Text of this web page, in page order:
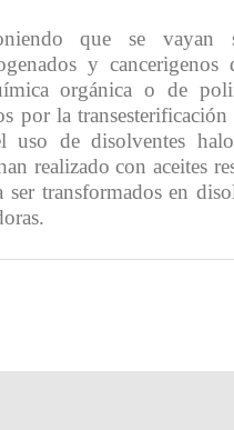
que se vayan
y
orgánica o de
por la transesterificación
uso de disolventes
realizado con aceites
transformados en